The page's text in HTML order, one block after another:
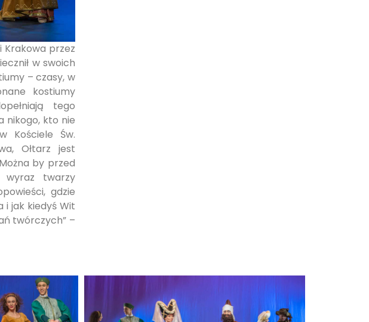
Krakowa przez
w swoich
– czasy, w
kostiumy
tego
nikogo, kto nie
Kościele Św.
Ołtarz jest
by przed
wyraz twarzy
gdzie
i jak kiedyś Wit
twórczych” –